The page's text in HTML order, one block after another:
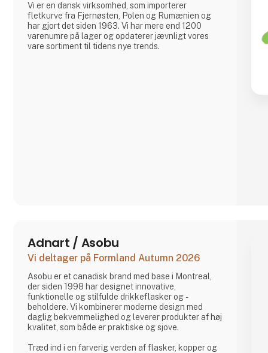
Vi er en dansk virksomhed, som importerer
fletkurve fra Fjernøsten, Polen og Rumænien og
har gjort det siden 1963. Vi har mere end 1200
varenumre på lager og opdaterer jævnligt vores
vare sortiment til tidens nye trends.
Adnart / Asobu
Vi deltager på Formland Autumn 2026
Asobu er et canadisk brand med base i Montreal,
der siden 1998 har designet innovative,
funktionelle og stilfulde drikkeflasker og -
beholdere. Vi kombinerer moderne design med
daglig bekvemmelighed og leverer produkter af høj
kvalitet, som både er praktiske og sjove.
Træd ind i en farverig verden af flasker, kopper og